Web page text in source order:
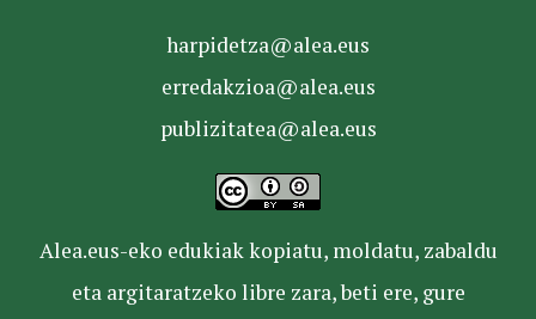
harpidetza@alea.eus
erredakzioa@alea.eus
publizitatea@alea.eus
Alea.eus-eko edukiak kopiatu, moldatu, zabaldu
eta argitaratzeko libre zara, beti ere, gure